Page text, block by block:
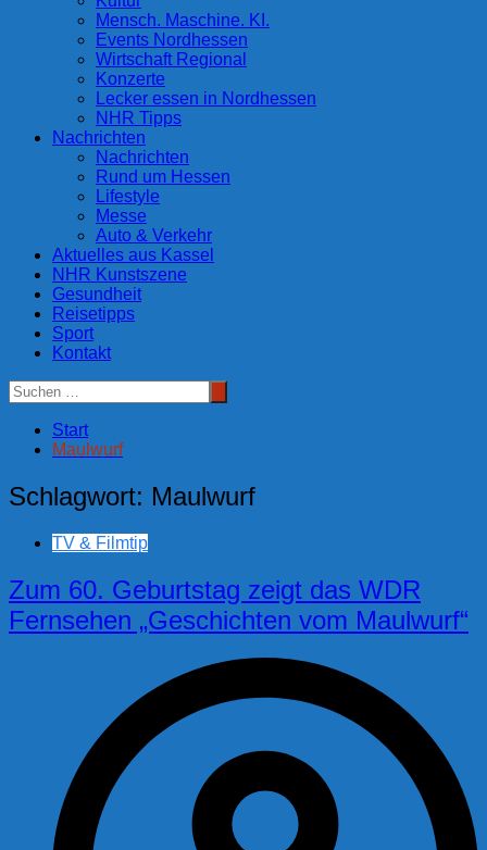
Mensch. Maschine. KI.
Events Nordhessen
Wirtschaft Regional
Konzerte
Lecker essen in Nordhessen
NHR Tipps
Nachrichten
Nachrichten
Rund um Hessen
Lifestyle
Messe
Auto & Verkehr
Aktuelles aus Kassel
NHR Kunstszene
Gesundheit
Reisetipps
Sport
Kontakt
Start
Maulwurf
Schlagwort: Maulwurf
TV & Filmtip
Zum 60. Geburtstag zeigt das WDR
Fernsehen „Geschichten vom Maulwurf“